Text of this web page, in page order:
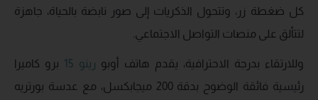
كل ضغطة زر، وتتحول الذكريات إلى صور نابضة بالحياة، جاهزة
لتتألق على منصات التواصل الاجتماعي.
وللارتقاء بدرجة الاحترافية، يقدم هاتف أوبو رينو 15
برو كاميرا
رئيسية فائقة الوضوح بدقة 200 ميجابكسل، مع عدسة بورتريه